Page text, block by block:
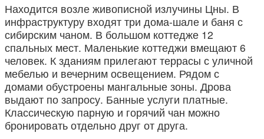
Находится возле живописной излучины Цны. В
инфраструктуру входят три дома-шале и баня с
сибирским чаном. В большом коттедже 12
спальных мест. Маленькие коттеджи вмещают 6
человек. К зданиям прилегают террасы с уличной
мебелью и вечерним освещением. Рядом с
домами обустроены мангальные зоны. Дрова
выдают по запросу. Банные услуги платные.
Классическую парную и горячий чан можно
бронировать отдельно друг от друга.